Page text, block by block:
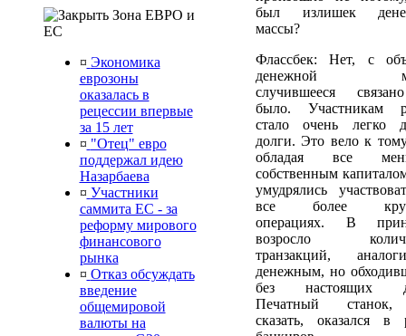
Зона ЕВРО и
ЕС
¤ Экономика
еврозоны
оказалась в
рецессии впервые
за 15 лет
¤ "Отец" евро
поддержал идею
Назарбаева
¤ Участники
саммита ЕС - за
реформу мирового
финансового
рынка
¤ Отказ обсуждать
введение
общемировой
валюты на
был излишек
массы?
Флассбек: Нет, с
денежной
случившееся
было. Участникам
стало очень легко
долги. Это вело к
обладая все
собственным
умудрялись
все более
операциях. В
возросло
транзакций,
денежным, но
без настоящих
Печатный
сказать, оказался в